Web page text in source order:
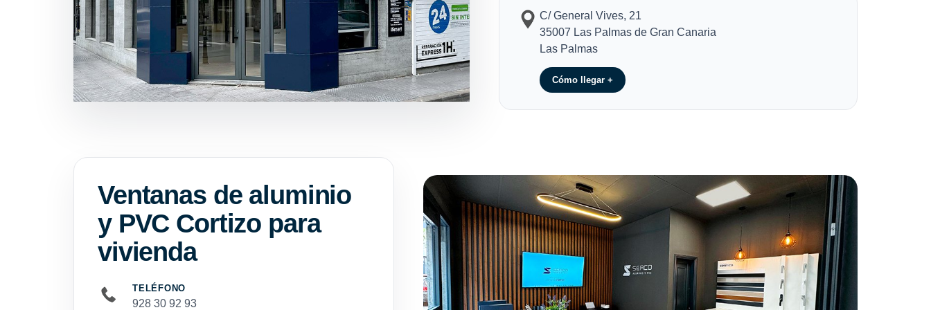
C/ General Vives, 21
35007 Las Palmas de Gran Canaria
Las Palmas
Cómo llegar +
Ventanas de aluminio
y PVC Cortizo para
vivienda
TELÉFONO
928 30 92 93